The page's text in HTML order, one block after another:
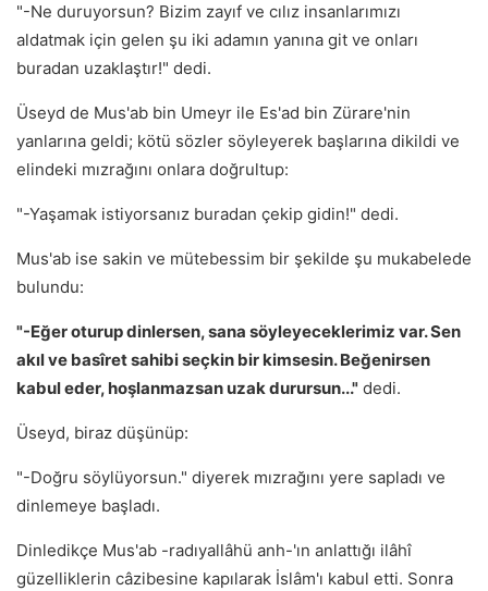
"-Ne duruyorsun? Bizim zayıf ve cılız insanlarımızı
aldatmak için gelen şu iki adamın yanına git ve onları
buradan uzaklaştır!" dedi.
Üseyd de Mus'ab bin Umeyr ile Es'ad bin Zürare'nin
yanlarına geldi; kötü sözler söyleyerek başlarına dikildi ve
elindeki mızrağını onlara doğrultup:
"-Yaşamak istiyorsanız buradan çekip gidin!" dedi.
Mus'ab ise sakin ve mütebessim bir şekilde şu mukabelede
bulundu:
"-Eğer oturup dinlersen, sana söyleyeceklerimiz var. Sen
akıl ve basîret sahibi seçkin bir kimsesin. Beğenirsen
kabul eder, hoşlanmazsan uzak durursun..." dedi.
Üseyd, biraz düşünüp:
"-Doğru söylüyorsun." diyerek mızrağını yere sapladı ve
dinlemeye başladı.
Dinledikçe Mus'ab -radıyallâhü anh-'ın anlattığı ilâhî
güzelliklerin câzibesine kapılarak İslâm'ı kabul etti. Sonra